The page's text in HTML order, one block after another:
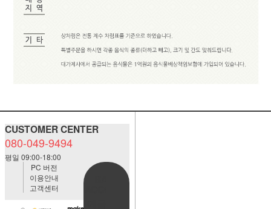
CUSTOMER CENTER
080-049-9494
평일 09:00-18:00
PC 버전
이용안내
고객센터